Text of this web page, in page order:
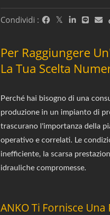
Condividi :
Per Raggiungere
La Tua Scelta
Perché hai bisogno di una
produzione in un impianto di
trascurano l'importanza della
operativo e correlati. Le
inefficiente, la scarsa
idrauliche compromesse.
ANKO Ti Fornisce